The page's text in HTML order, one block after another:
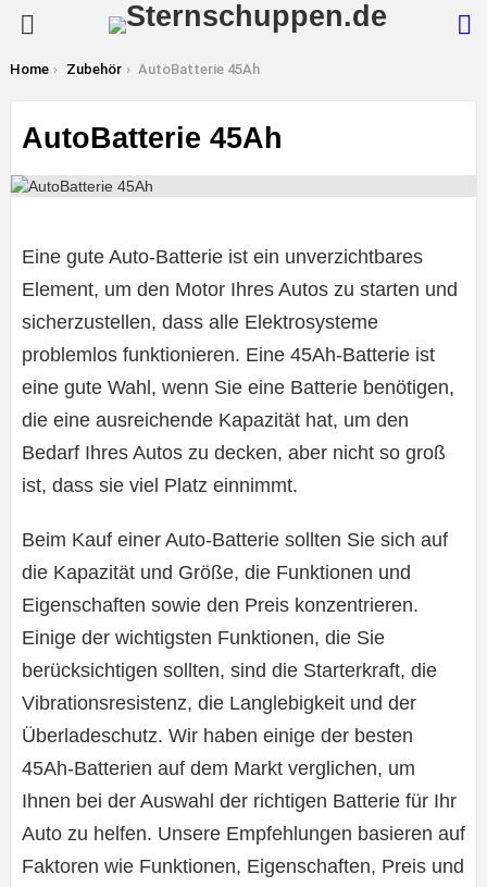
You are here:
Home Zubehör AutoBatterie 45Ah
AutoBatterie 45Ah
Eine gute Auto-Batterie ist ein unverzichtbares
Element, um den Motor Ihres Autos zu starten und
sicherzustellen, dass alle Elektrosysteme
problemlos funktionieren. Eine 45Ah-Batterie ist
eine gute Wahl, wenn Sie eine Batterie benötigen,
die eine ausreichende Kapazität hat, um den
Bedarf Ihres Autos zu decken, aber nicht so groß
ist, dass sie viel Platz einnimmt.
Beim Kauf einer Auto-Batterie sollten Sie sich auf
die Kapazität und Größe, die Funktionen und
Eigenschaften sowie den Preis konzentrieren.
Einige der wichtigsten Funktionen, die Sie
berücksichtigen sollten, sind die Starterkraft, die
Vibrationsresistenz, die Langlebigkeit und der
Überladeschutz. Wir haben einige der besten
45Ah-Batterien auf dem Markt verglichen, um
Ihnen bei der Auswahl der richtigen Batterie für Ihr
Auto zu helfen. Unsere Empfehlungen basieren auf
Faktoren wie Funktionen, Eigenschaften, Preis und